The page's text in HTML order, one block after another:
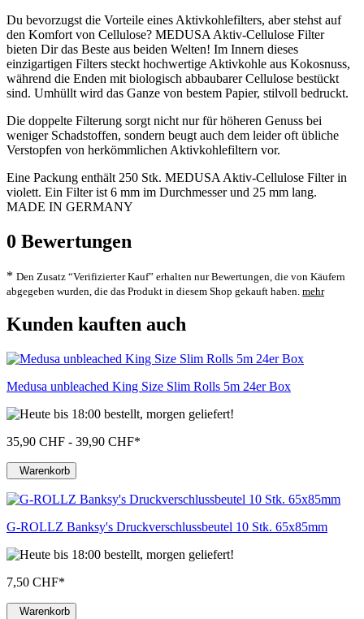
Du bevorzugst die Vorteile eines Aktivkohlefilters, aber stehst auf
den Komfort von Cellulose? MEDUSA Aktiv-Cellulose Filter
bieten Dir das Beste aus beiden Welten! Im Innern dieses
einzigartigen Filters steckt hochwertige Aktivkohle aus Kokosnuss,
während die Enden mit biologisch abbaubarer Cellulose bestückt
sind. Umhüllt wird das Ganze von bestem Papier, stilvoll bedruckt.
Die doppelte Filterung sorgt nicht nur für höheren Genuss bei
weniger Schadstoffen, sondern beugt auch dem leider oft übliche
Verstopfen von herkömmlichen Aktivkohlefiltern vor.
Eine Packung enthält 250 Stk. MEDUSA Aktiv-Cellulose Filter in
violett. Ein Filter ist 6 mm im Durchmesser und 25 mm lang.
MADE IN GERMANY
0 Bewertungen
* Den Zusatz “Verifizierter Kauf” erhalten nur Bewertungen, die von Käufern
abgegeben wurden, die das Produkt in diesem Shop gekauft haben. mehr
Kunden kauften auch
Medusa unbleached King Size Slim Rolls 5m 24er Box
35,90 CHF - 39,90 CHF*
Warenkorb
G-ROLLZ Banksy's Druckverschlussbeutel 10 Stk. 65x85mm
7,50 CHF*
Warenkorb